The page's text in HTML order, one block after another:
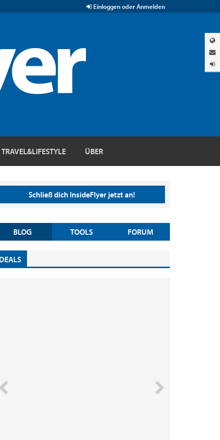
Einloggen oder Anmelden
TRAVEL&LIFESTYLE ÜBER
Schließ dich InsideFlyer jetzt an!
BLOG TOOLS FORUM
DEALS